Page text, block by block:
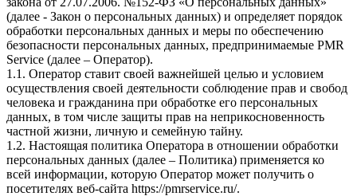
(далее - Закон о персональных данных) и определяет порядок
обработки персональных данных и меры по обеспечению
безопасности персональных данных, предпринимаемые PMR
Service (далее – Оператор).
1.1. Оператор ставит своей важнейшей целью и условием
осуществления своей деятельности соблюдение прав и свобод
человека и гражданина при обработке его персональных
данных, в том числе защиты прав на неприкосновенность
частной жизни, личную и семейную тайну.
1.2. Настоящая политика Оператора в отношении обработки
персональных данных (далее – Политика) применяется ко
всей информации, которую Оператор может получить о
посетителях веб-сайта https://pmrservice.ru/.